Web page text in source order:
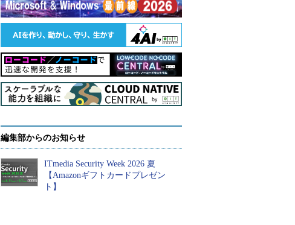
編集部からのお知らせ
ITmedia Security Week 2026 夏
【Amazonギフトカードプレゼン
ト】